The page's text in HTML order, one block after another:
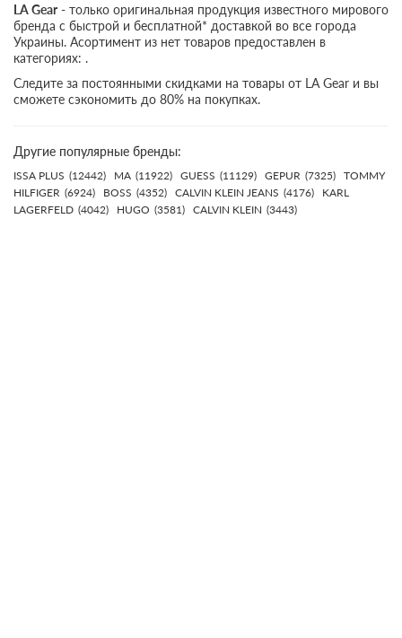
LA Gear - только оригинальная продукция известного мирового
бренда с быстрой и бесплатной* доставкой во все города
Украины. Асортимент из нет товаров предоставлен в
категориях: .
Следите за постоянными скидками на товары от LA Gear и вы
сможете сэкономить до 80% на покупках.
Другие популярные бренды:
ISSA PLUS (12442) MA (11922) GUESS (11129) GEPUR (7325) TOMMY
HILFIGER (6924) BOSS (4352) CALVIN KLEIN JEANS (4176)
KARL
LAGERFELD (4042) HUGO (3581) CALVIN KLEIN (3443)